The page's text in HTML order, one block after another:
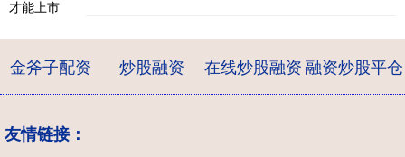
金斧子配资 炒股融资 在线炒股融资融资炒股平仓
友情链接：